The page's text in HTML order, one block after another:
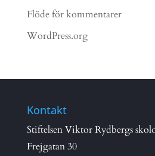
Flöde för kommentarer
WordPress.org
Kontakt
Stiftelsen Viktor Rydbergs
Frejgatan 30